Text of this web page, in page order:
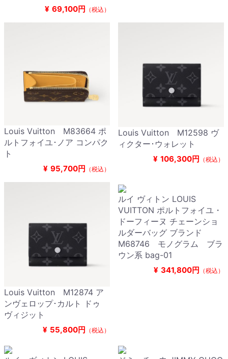
¥ 69,100円 （税込）
Louis Vuitton M83664 ポ
ルトフォイユ･ノア コンパク
ト
¥ 95,700円 （税込）
Louis Vuitton M12598 ヴ
ィクター･ウォレット
¥ 106,300円 （税込）
Louis Vuitton M12874 ア
ンヴェロップ･カルト ドゥ
ヴィジット
¥ 55,800円 （税込）
ルイ ヴィトン LOUIS
VUITTON ポルトフォイユ・
ドーフィーヌ チェーンショ
ルダーバッグ ブランド
M68746 モノグラム ブラ
ウン系 bag-01
¥ 341,800円 （税込）